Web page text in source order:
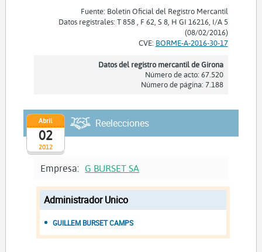
Fuente: Boletín Oficial del Registro Mercantil
Datos registrales: T 858 , F 62, S 8, H GI 16216, I/A 5
(08/02/2016)
CVE: BORME-A-2016-30-17
Datos del registro mercantil de Girona
Número de acto: 67.520
Número de página: 7.188
2012
Abril
02
Reelecciones
Empresa: G BURSET SA
Administrador Unico
GUILLEM BURSET CAMPS